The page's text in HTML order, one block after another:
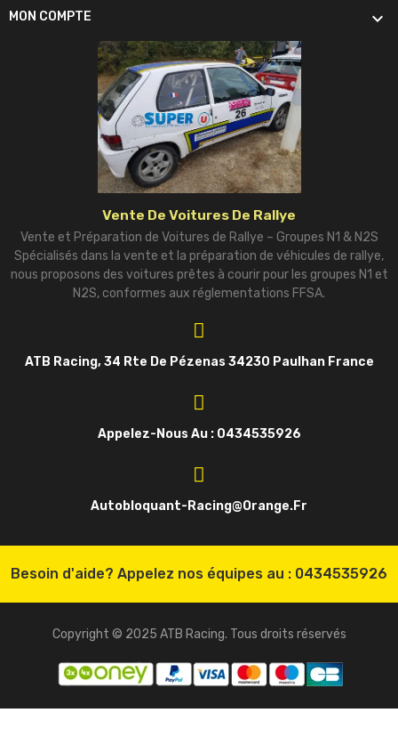
MON COMPTE 
Vente De Voitures De Rallye
Vente et Préparation de Voitures de Rallye – Groupes N1 & N2S
Spécialisés dans la vente et la préparation de véhicules de rallye,
nous proposons des voitures prêtes à courir pour les groupes N1 et
N2S, conformes aux réglementations FFSA.
ATB Racing, 34 Rte De Pézenas 34230 Paulhan France
Appelez-Nous Au : 0434535926
Autobloquant-Racing@orange.fr
Besoin d'aide? Appelez nos équipes au : 0434535926
Copyright © 2025 ATB Racing. Tous droits réservés